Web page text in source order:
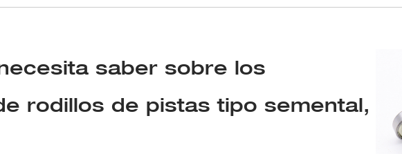
saber sobre los
rodillos de pistas tipo semental,